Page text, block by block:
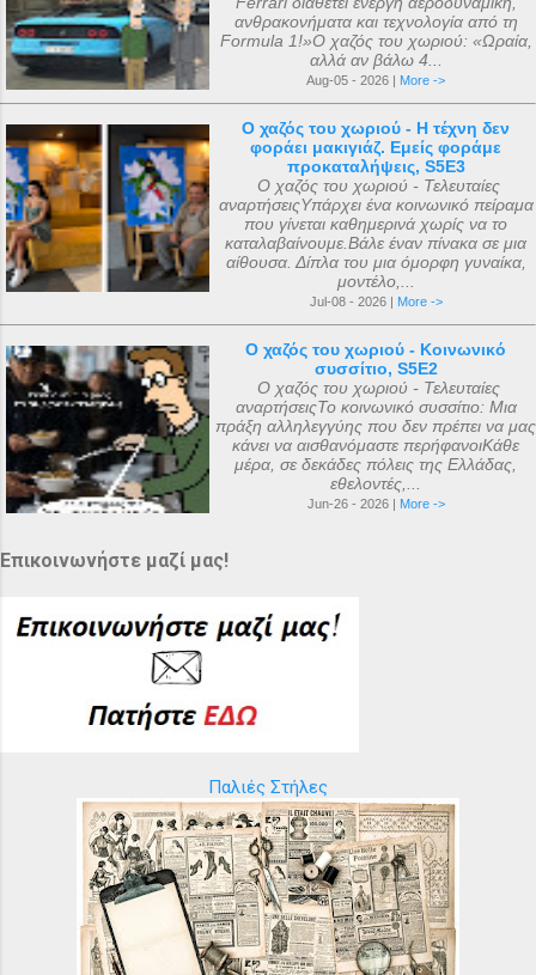
ανθρακονήματα και τεχνολογία από τη
Formula 1!»Ο χαζός του χωριού: «Ωραία,
αλλά αν βάλω 4...
Aug-05 - 2026 | More ->
Ο χαζός του χωριού - Η τέχνη δεν
φοράει μακιγιάζ. Εμείς φοράμε
προκαταλήψεις, S5E3
Ο χαζός του χωριού - Τελευταίες
αναρτήσειςΥπάρχει ένα κοινωνικό πείραμα
που γίνεται καθημερινά χωρίς να το
καταλαβαίνουμε.Βάλε έναν πίνακα σε μια
αίθουσα. Δίπλα του μια όμορφη γυναίκα,
μοντέλο,...
Jul-08 - 2026 | More ->
Ο χαζός του χωριού - Κοινωνικό
συσσίτιο, S5E2
Ο χαζός του χωριού - Τελευταίες
αναρτήσειςΤο κοινωνικό συσσίτιο: Μια
πράξη αλληλεγγύης που δεν πρέπει να μας
κάνει να αισθανόμαστε περήφανοιΚάθε
μέρα, σε δεκάδες πόλεις της Ελλάδας,
εθελοντές,...
Jun-26 - 2026 | More ->
Επικοινωνήστε μαζί μας!
Παλιές Στήλες